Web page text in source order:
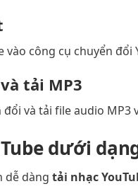
vào công cụ chuyển đổi
tải MP3
và tải file audio MP3
dưới
dễ dàng tải nhạc